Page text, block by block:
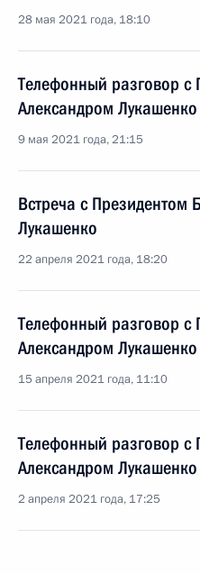
28 мая 2021 года, 18:10
Телефонный разговор с
Александром Лукашенко
9 мая 2021 года, 21:15
Встреча с Президентом
Лукашенко
22 апреля 2021 года, 18:20
Телефонный разговор с
Александром Лукашенко
15 апреля 2021 года, 11:10
Телефонный разговор с
Александром Лукашенко
2 апреля 2021 года, 17:25